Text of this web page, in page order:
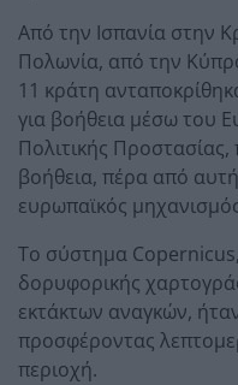
Από την Ισπανία στην
Πολωνία, από την
11 κράτη
για βοήθεια μέσω του
Πολιτικής
βοήθεια, πέρα από
ευρωπαϊκός
Το σύστημα
δορυφορικής
εκτάκτων αναγκών,
προσφέροντας
περιοχή.